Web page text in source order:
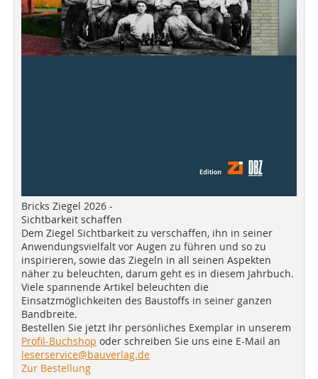
Bricks Ziegel 2026 -
Sichtbarkeit schaffen
Dem Ziegel Sichtbarkeit zu verschaffen, ihn in seiner
Anwendungsvielfalt vor Augen zu führen und so zu
inspirieren, sowie das Ziegeln in all seinen Aspekten
näher zu beleuchten, darum geht es in diesem Jahrbuch.
Viele spannende Artikel beleuchten die
Einsatzmöglichkeiten des Baustoffs in seiner ganzen
Bandbreite.
Bestellen Sie jetzt Ihr persönliches Exemplar in unserem
Profil-Buchshop oder schreiben Sie uns eine E-Mail an
leserservice@bauverlag.de
Zur Bestellung